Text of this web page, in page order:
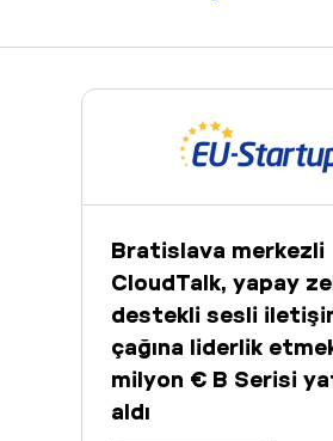
Bratislava merkezli
CloudTalk, yapay
destekli sesli
çağına liderlik
milyon € B Serisi
aldı